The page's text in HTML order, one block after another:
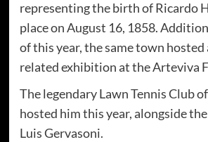
representing the birth of Ricardo
place on August 16, 1858.
of this year, the same town
related exhibition at the Arteviva
The legendary Lawn Tennis Club
hosted him this year, alongside
Luis Gervasoni.